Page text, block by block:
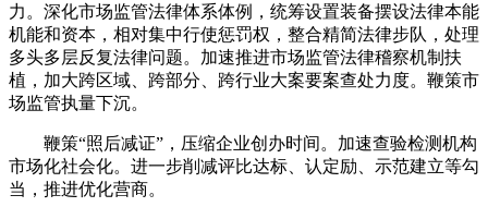
力。深化市场监管法律体系体例，统筹设置装备摆设法律本能
机能和资本，相对集中行使惩罚权，整合精简法律步队，处理
多头多层反复法律问题。加速推进市场监管法律稽察机制扶
植，加大跨区域、跨部分、跨行业大案要案查处力度。鞭策市
场监管执量下沉。
鞭策“照后减证”，压缩企业创办时间。加速查验检测机构
市场化社会化。进一步削减评比达标、认定励、示范建立等勾
当，推进优化营商。